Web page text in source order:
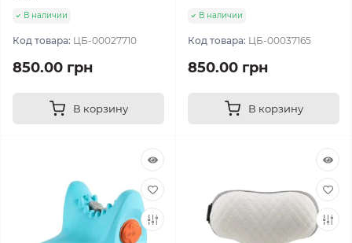
В наличии
Код товара: ЦБ-00027710
850.00 грн
В корзину
В наличии
Код товара: ЦБ-00037165
850.00 грн
В корзину